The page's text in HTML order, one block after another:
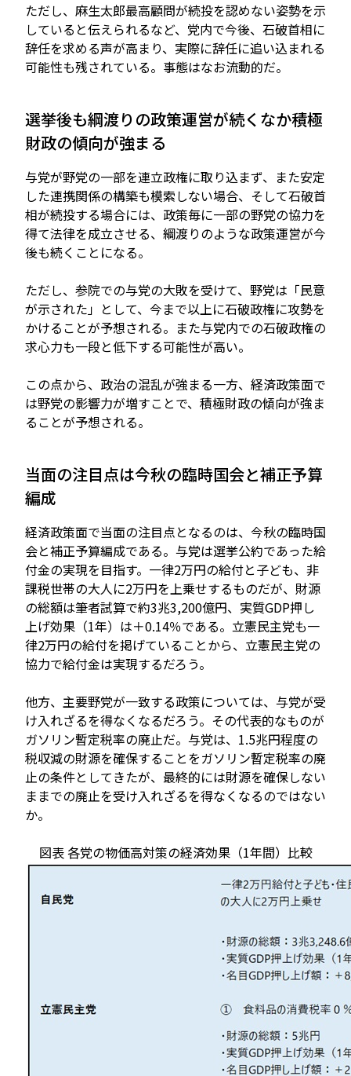
ただし、麻生太郎最高顧問が続投を認めない姿勢を示
していると伝えられるなど、党内で今後、石破首相に
辞任を求める声が高まり、実際に辞任に追い込まれる
可能性も残されている。事態はなお流動的だ。
選挙後も綱渡りの政策運営が続くなか積極
財政の傾向が強まる
与党が野党の一部を連立政権に取り込まず、また安定
した連携関係の構築も模索しない場合、そして石破首
相が続投する場合には、政策毎に一部の野党の協力を
得て法律を成立させる、綱渡りのような政策運営が今
後も続くことになる。
ただし、参院での与党の大敗を受けて、野党は「民意
が示された」として、今まで以上に石破政権に攻勢を
かけることが予想される。また与党内での石破政権の
求心力も一段と低下する可能性が高い。
この点から、政治の混乱が強まる一方、経済政策面で
は野党の影響力が増すことで、積極財政の傾向が強ま
ることが予想される。
当面の注目点は今秋の臨時国会と補正予算
編成
経済政策面で当面の注目点となるのは、今秋の臨時国
会と補正予算編成である。与党は選挙公約であった給
付金の実現を目指す。一律2万円の給付と子ども、非
課税世帯の大人に2万円を上乗せするものだが、財源
の総額は筆者試算で約3兆3,200億円、実質GDP押し
上げ効果（1年）は＋0.14％である。立憲民主党も一
律2万円の給付を掲げていることから、立憲民主党の
協力で給付金は実現するだろう。
他方、主要野党が一致する政策については、与党が受
け入れざるを得なくなるだろう。その代表的なものが
ガソリン暫定税率の廃止だ。与党は、1.5兆円程度の
税収減の財源を確保することをガソリン暫定税率の廃
止の条件としてきたが、最終的には財源を確保しない
ままでの廃止を受け入れざるを得なくなるのではない
か。
図表 各党の物価高対策の経済効果（1年間）比較